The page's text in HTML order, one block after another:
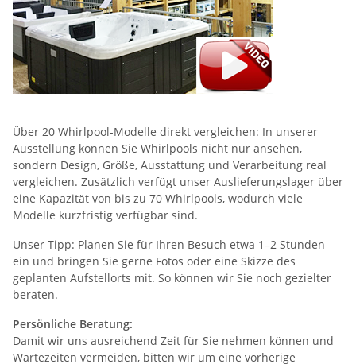
Über 20 Whirlpool-Modelle direkt vergleichen: In unserer
Ausstellung können Sie Whirlpools nicht nur ansehen,
sondern Design, Größe, Ausstattung und Verarbeitung real
vergleichen. Zusätzlich verfügt unser Auslieferungslager über
eine Kapazität von bis zu 70 Whirlpools, wodurch viele
Modelle kurzfristig verfügbar sind.
Unser Tipp: Planen Sie für Ihren Besuch etwa 1–2 Stunden
ein und bringen Sie gerne Fotos oder eine Skizze des
geplanten Aufstellorts mit. So können wir Sie noch gezielter
beraten.
Persönliche Beratung:
Damit wir uns ausreichend Zeit für Sie nehmen können und
Wartezeiten vermeiden, bitten wir um eine vorherige